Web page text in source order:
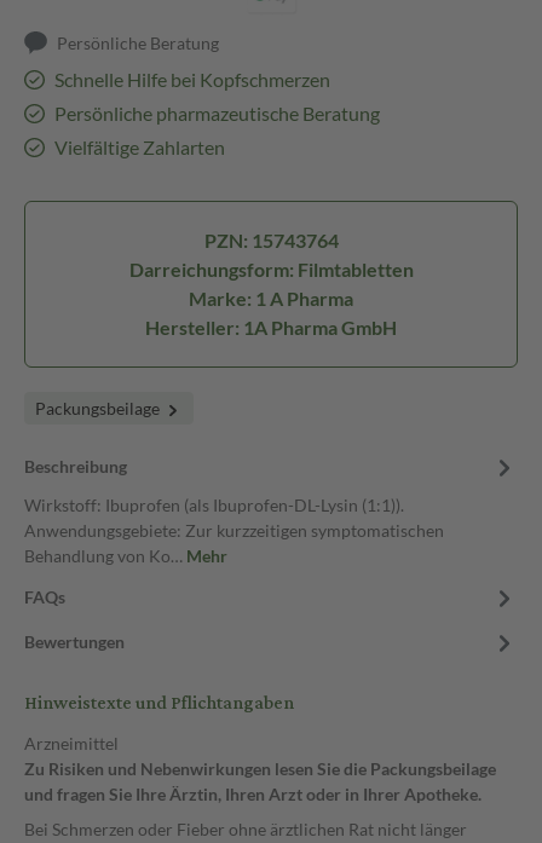
Persönliche Beratung
Schnelle Hilfe bei Kopfschmerzen
Persönliche pharmazeutische Beratung
Vielfältige Zahlarten
PZN: 15743764
Darreichungsform: Filmtabletten
Marke: 1 A Pharma
Hersteller: 1A Pharma GmbH
Packungsbeilage
Beschreibung
Wirkstoff: Ibuprofen (als Ibuprofen-DL-Lysin (1:1)).
Anwendungsgebiete: Zur kurzzeitigen symptomatischen
Behandlung von Ko… Mehr
FAQs
Bewertungen
Hinweistexte und Pflichtangaben
Arzneimittel
Zu Risiken und Nebenwirkungen lesen Sie die Packungsbeilage
und fragen Sie Ihre Ärztin, Ihren Arzt oder in Ihrer Apotheke.
Bei Schmerzen oder Fieber ohne ärztlichen Rat nicht länger